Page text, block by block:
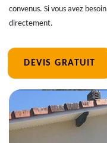
convenus. Si vous avez
directement.
DEVIS GRATUIT